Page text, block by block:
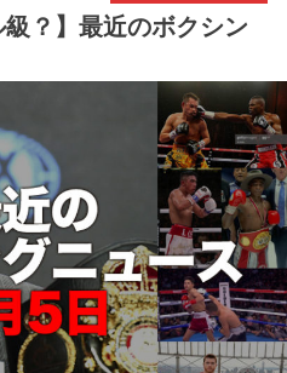
級？】最近のボクシン